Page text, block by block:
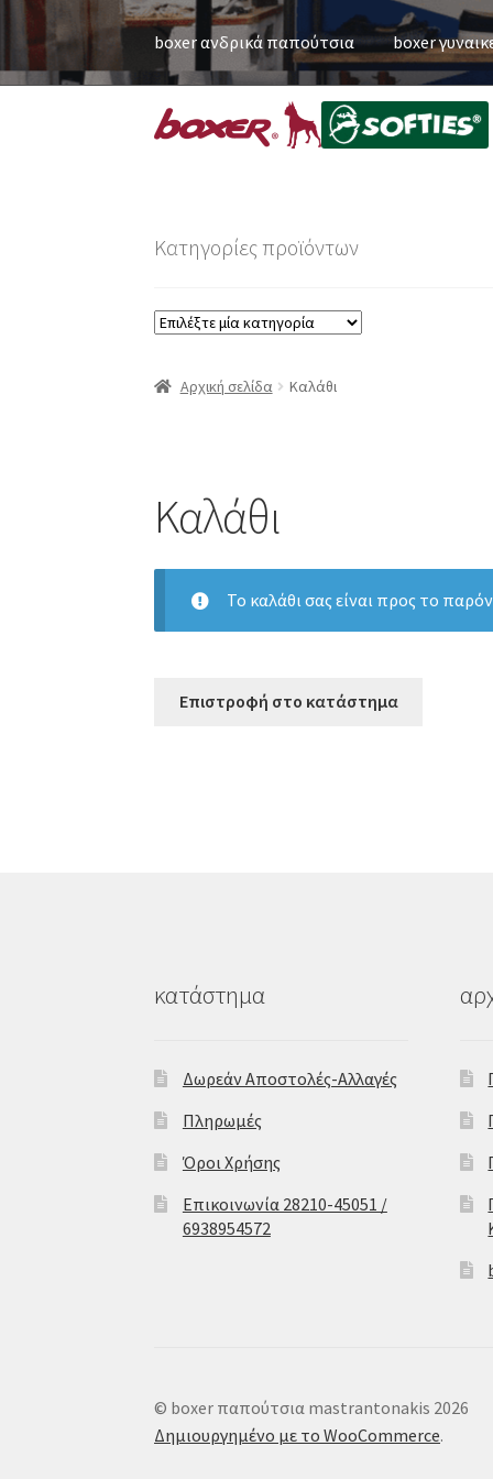
boxer ανδρικά παπούτσια boxer
Κατηγορίες προϊόντων
Αρχική σελίδα Καλάθι
Καλάθι
Το καλάθι σας είναι προς το
Επιστροφή στο κατάστημα
κατάστημα
Δωρεάν Αποστολές-Αλλαγές
Πληρωμές
Όροι Χρήσης
Επικοινωνία 28210-45051 /
6938954572
© boxer παπούτσια mastrantonakis 2026
Δημιουργημένο με το WooCommerce.